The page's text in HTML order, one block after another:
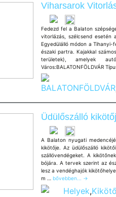
Viharsarok
Fedezd fel a Balaton
vitorlázás, szélcsend esetén
Egyedülálló módon a
északi partra. Kajakkal
területek), amelyek
Város:BALATONFÖLDVÁR
BALATONFÖLDVÁR
Üdülőszálló
A Balaton nyugati
kikötője. Az üdülőszálló
szállóvendégeket. A
bójára. A tervek szerint az
lesz a vendéghajók
m …
Üdülőszálló
bővebben... →
Helyek,Kikötő